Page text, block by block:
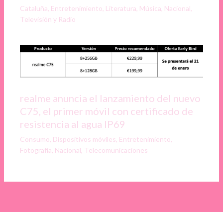
Cataluña, Entretenimiento, Literatura, Música, Nacional,
Televisión y Radio
realme anuncia el lanzamiento del nuevo
C75, el primer móvil con certificado de
resistencia al agua IP69
Consumo, Dispositivos móviles, Entretenimiento,
Fotografía, Nacional, Telecomunicaciones